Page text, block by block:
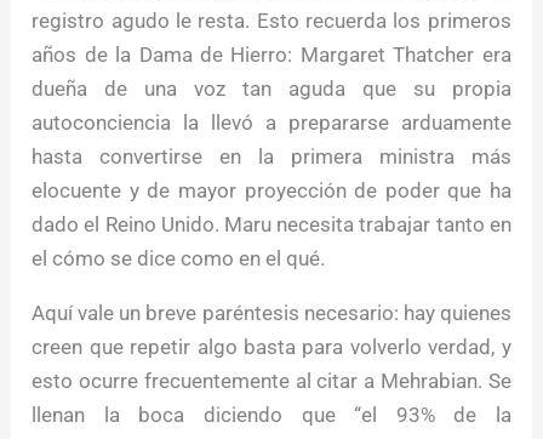
registro agudo le resta. Esto recuerda los primeros
años de la Dama de Hierro: Margaret Thatcher era
dueña de una voz tan aguda que su propia
autoconciencia la llevó a prepararse arduamente
hasta convertirse en la primera ministra más
elocuente y de mayor proyección de poder que ha
dado el Reino Unido. Maru necesita trabajar tanto en
el cómo se dice como en el qué.
Aquí vale un breve paréntesis necesario: hay quienes
creen que repetir algo basta para volverlo verdad, y
esto ocurre frecuentemente al citar a Mehrabian. Se
llenan la boca diciendo que “el 93% de la